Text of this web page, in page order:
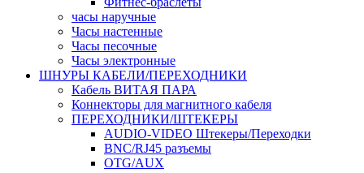
часы наручные
Часы настенные
Часы песочные
Часы электронные
ШНУРЫ КАБЕЛИ/ПЕРЕХОДНИКИ
Кабель ВИТАЯ ПАРА
Коннекторы для магнитного кабеля
ПЕРЕХОДНИКИ/ШТЕКЕРЫ
AUDIO-VIDEO Штекеры/Переходки
BNC/RJ45 разъемы
OTG/AUX